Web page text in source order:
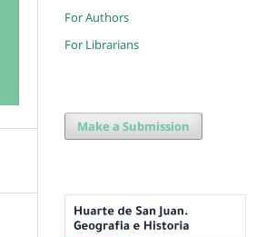
For Authors
For Librarians
Make a Submission